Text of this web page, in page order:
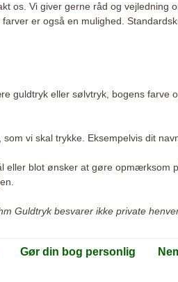
os. Vi giver gerne råd og vejledning
er også en mulighed.
eller sølvtryk, bogens
vi skal trykke. Eksempelvis dit
blot ønsker at gøre
Guldtryk besvarer ikke private
Gør din bog personlig